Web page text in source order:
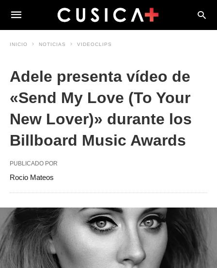
INICIO NOTICIAS VIDEOCLIPS
Adele presenta vídeo de
«Send My Love (To Your
New Lover)» durante los
Billboard Music Awards
PUBLICADO POR
Rocio Mateos